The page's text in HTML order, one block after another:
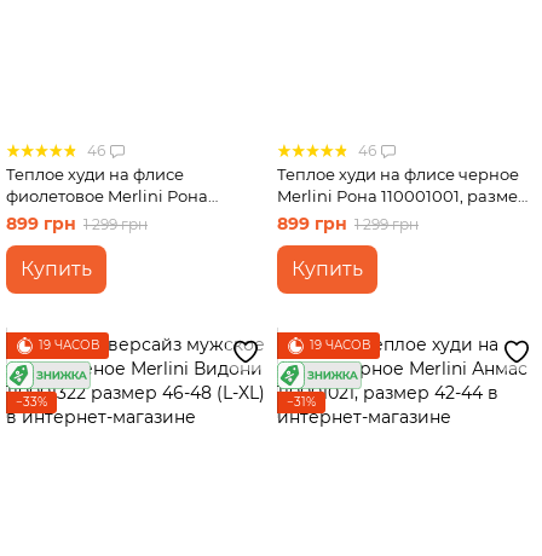
46
Теплое худи на флисе
фиолетовое Merlini Рона
110001005, размер 42-44
899 грн 1 299 грн
Купить
46
Теплое худи на флисе черное
Merlini Рона 110001001, размер
46-48
899 грн 1 299 грн
Купить
19 ЧАСОВ
−33%
19 ЧАСОВ
−31%